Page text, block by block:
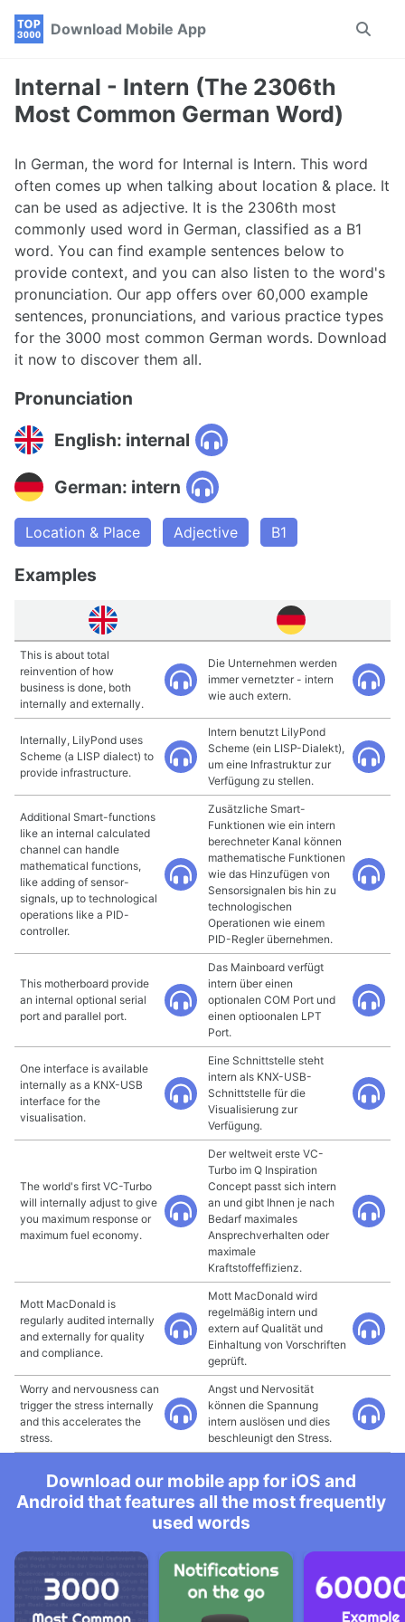
Skip
navigation
Skip
Skip
Download Mobile App
Toggle
Internal - Intern (The 2306th
Most Common German Word)
In German, the word for Internal is Intern. This word
often comes up when talking about location & place. It
can be used as adjective. It is the 2306th most
commonly used word in German, classified as a B1
word. You can find example sentences below to
provide context, and you can also listen to the word's
pronunciation. Our app offers over 60,000 example
sentences, pronunciations, and various practice types
for the 3000 most common German words. Download
it now to discover them all.
Pronunciation
English: internal
German: intern
Location & Place Adjective B1
Examples
This is about total
reinvention of how
business is done, both
internally and externally.
Die Unternehmen werden
immer vernetzter - intern
wie auch extern.
Internally, LilyPond uses
Scheme (a LISP dialect) to
provide infrastructure.
Intern benutzt LilyPond
Scheme (ein LISP-Dialekt),
um eine Infrastruktur zur
Verfügung zu stellen.
Additional Smart-functions
like an internal calculated
channel can handle
mathematical functions,
like adding of sensor-
signals, up to technological
operations like a PID-
controller.
Zusätzliche Smart-
Funktionen wie ein intern
berechneter Kanal können
mathematische Funktionen
wie das Hinzufügen von
Sensorsignalen bis hin zu
technologischen
Operationen wie einem
PID-Regler übernehmen.
This motherboard provide
an internal optional serial
port and parallel port.
Das Mainboard verfügt
intern über einen
optionalen COM Port und
einen optioonalen LPT
Port.
One interface is available
internally as a KNX-USB
interface for the
visualisation.
Eine Schnittstelle steht
intern als KNX-USB-
Schnittstelle für die
Visualisierung zur
Verfügung.
The world's first VC-Turbo
will internally adjust to give
you maximum response or
maximum fuel economy.
Der weltweit erste VC-
Turbo im Q Inspiration
Concept passt sich intern
an und gibt Ihnen je nach
Bedarf maximales
Ansprechverhalten oder
maximale
Kraftstoffeffizienz.
Mott MacDonald is
regularly audited internally
and externally for quality
and compliance.
Mott MacDonald wird
regelmäßig intern und
extern auf Qualität und
Einhaltung von Vorschriften
geprüft.
Worry and nervousness can
trigger the stress internally
and this accelerates the
stress.
Angst und Nervosität
können die Spannung
intern auslösen und dies
beschleunigt den Stress.
Download our mobile app for iOS and
Android that features all the most frequently
used words